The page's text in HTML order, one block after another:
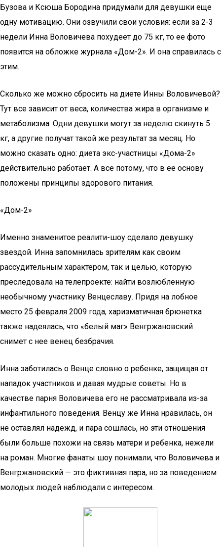
Бузова и Ксюша Бородина придумали для девушки еще
одну мотивацию. Они озвучили свои условия: если за 2-3
недели Инна Воловичева похудеет до 75 кг, то ее фото
появится на обложке журнала «Дом-2». И она справилась с
этим.
Сколько же можно сбросить на диете Инны Воловичевой?
Тут все зависит от веса, количества жира в организме и
метаболизма. Одни девушки могут за неделю скинуть 5
кг, а другие получат такой же результат за месяц. Но
можно сказать одно: диета экс-участницы «Дома-2»
действительно работает. А все потому, что в ее основу
положены принципы здорового питания.
«Дом-2»
Именно знаменитое реалити-шоу сделало девушку
звездой. Инна запомнилась зрителям как своим
рассудительным характером, так и целью, которую
преследовала на телепроекте: найти возлюбленную
необычному участнику Венцеславу. Придя на лобное
место 25 февраля 2009 года, харизматичная брюнетка
также надеялась, что «белый маг» Венгржановский
снимет с нее венец безбрачия.
Инна заботилась о Венце словно о ребенке, защищая от
нападок участников и давая мудрые советы. Но в
качестве парня Воловичева его не рассматривала из-за
инфантильного поведения. Венцу же Инна нравилась, он
не оставлял надежд, и пара сошлась, но эти отношения
были больше похожи на связь матери и ребенка, нежели
на роман. Многие фанаты шоу понимали, что Воловичева и
Венгржановский — это фиктивная пара, но за поведением
молодых людей наблюдали с интересом.